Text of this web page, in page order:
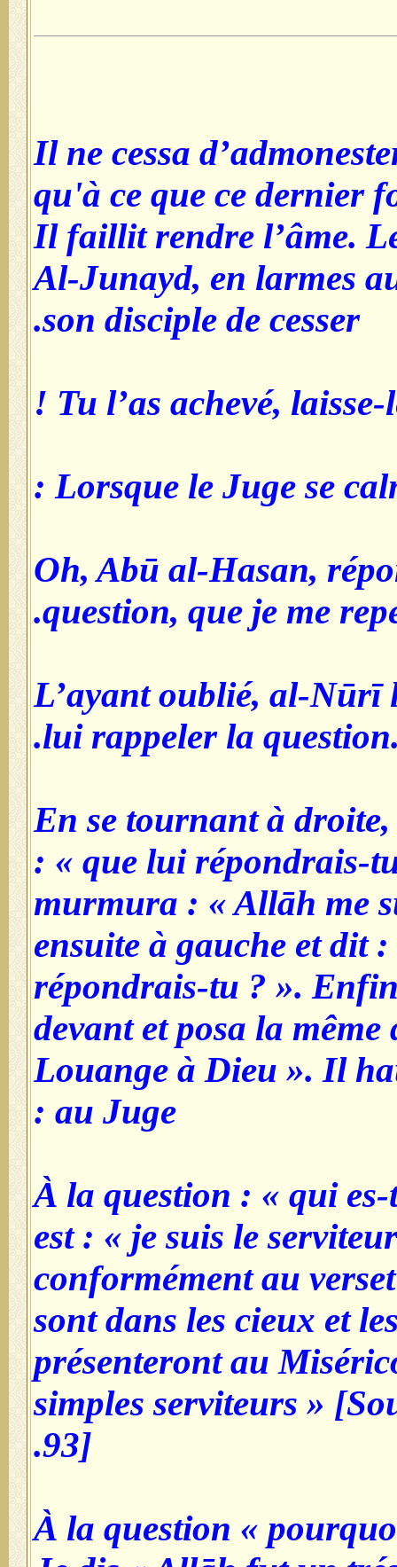
Il ne cessa
qu'à ce que ce dernier
Il faillit rendre l’âme.
Al-Junayd, en larmes
son disciple de cesser.
Tu l’as achevé, laisse-
Lorsque le Juge se
Oh, Abū al-Hasan,
question, que je me
L’ayant oublié, al-Nūrī
lui rappeler la
En se tournant à
: « que lui répondrais-
murmura : « Allāh me
ensuite à gauche et dit
répondrais-tu ? ».
devant et posa la
Louange à Dieu ». Il
au Juge :
À la question : « qui
est : « je suis le
conformément au
sont dans les cieux et
présenteront au
simples serviteurs »
93].
À la question «